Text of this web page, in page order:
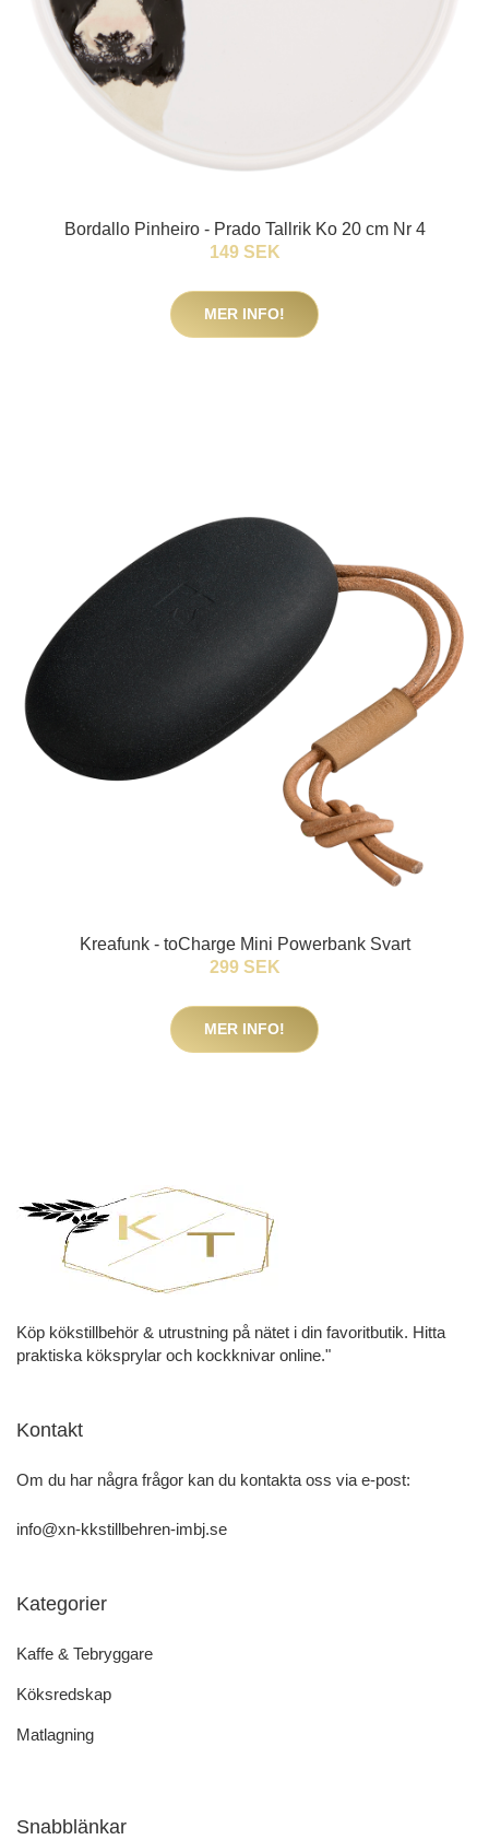
Bordallo Pinheiro - Prado Tallrik Ko 20 cm Nr 4
149 SEK
MER INFO!
Kreafunk - toCharge Mini Powerbank Svart
299 SEK
MER INFO!
Köp kökstillbehör & utrustning på nätet i din favoritbutik. Hitta
praktiska köksprylar och kockknivar online."
Kontakt
Om du har några frågor kan du kontakta oss via e-post:
info@xn-kkstillbehren-imbj.se
Kategorier
Kaffe & Tebryggare
Köksredskap
Matlagning
Snabblänkar